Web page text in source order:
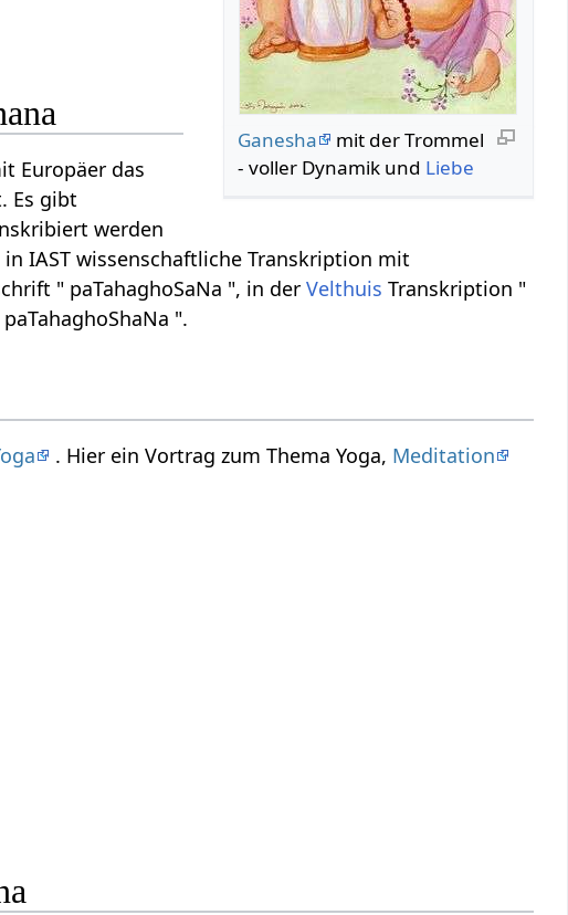
Ganesha
mit der Trommel
- voller Dynamik und Liebe
Europäer das
Es gibt
werden
IAST wissenschaftliche Transkription mit
" paTahaghoSaNa ", in derVelthuis Transkription "
".
. Hier ein Vortrag zum Thema Yoga, Meditation